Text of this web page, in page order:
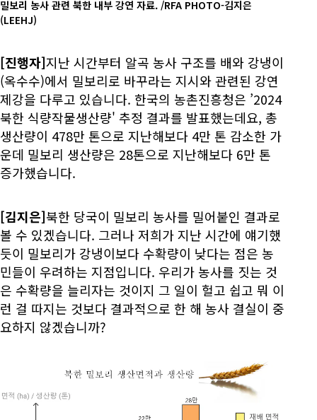
밀보리 농사 관련 북한 내부 강연 자료. /RFA PHOTO-김지은
(LEEHJ)
[진행자]지난 시간부터 알곡 농사 구조를 배와 강냉이
(옥수수)에서 밀보리로 바꾸라는 지시와 관련된 강연
제강을 다루고 있습니다. 한국의 농촌진흥청은 ’2024
북한 식량작물생산량' 추정 결과를 발표했는데요, 총
생산량이 478만 톤으로 지난해보다 4만 톤 감소한 가
운데 밀보리 생산량은 28톤으로 지난해보다 6만 톤
증가했습니다.
[김지은]북한 당국이 밀보리 농사를 밀어붙인 결과로
볼 수 있겠습니다. 그러나 저희가 지난 시간에 얘기했
듯이 밀보리가 강냉이보다 수확량이 낮다는 점은 농
민들이 우려하는 지점입니다. 우리가 농사를 짓는 것
은 수확량을 늘리자는 것이지 그 일이 헐고 쉽고 뭐 이
런 걸 따지는 것보다 결과적으로 한 해 농사 결실이 중
요하지 않겠습니까?